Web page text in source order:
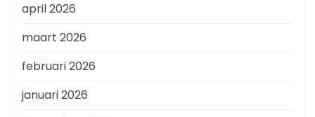
april 2026
maart 2026
februari 2026
januari 2026